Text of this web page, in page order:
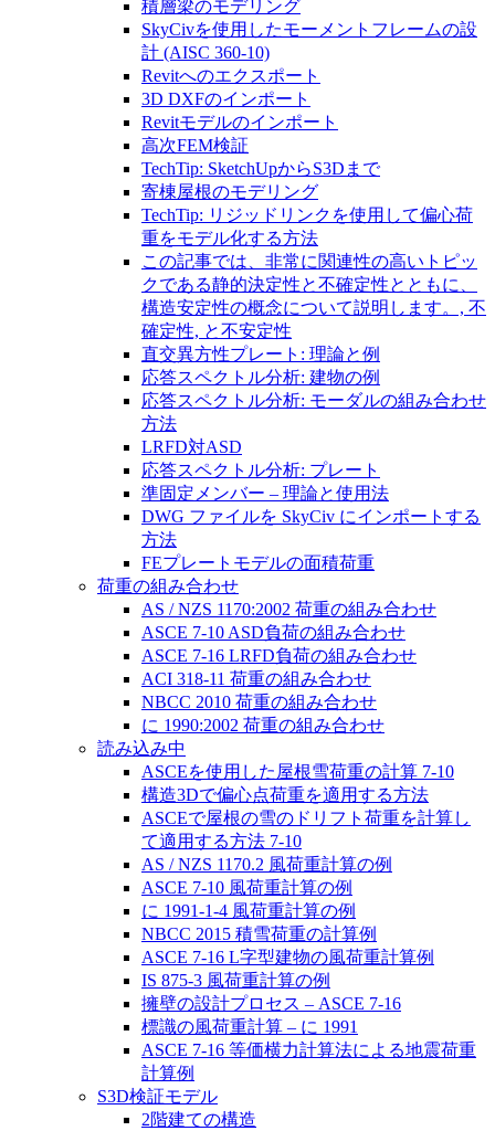
積層梁のモデリング
SkyCivを使用したモーメントフレームの設
計 (AISC 360-10)
Revitへのエクスポート
3D DXFのインポート
Revitモデルのインポート
高次FEM検証
TechTip: SketchUpからS3Dまで
寄棟屋根のモデリング
TechTip: リジッドリンクを使用して偏心荷
重をモデル化する方法
この記事では、非常に関連性の高いトピッ
クである静的決定性と不確定性とともに、
構造安定性の概念について説明します。, 不
確定性, と不安定性
直交異方性プレート: 理論と例
応答スペクトル分析: 建物の例
応答スペクトル分析: モーダルの組み合わせ
方法
LRFD対ASD
応答スペクトル分析: プレート
準固定メンバー – 理論と使用法
DWG ファイルを SkyCiv にインポートする
方法
FEプレートモデルの面積荷重
荷重の組み合わせ
AS / NZS 1170:2002 荷重の組み合わせ
ASCE 7-10 ASD負荷の組み合わせ
ASCE 7-16 LRFD負荷の組み合わせ
ACI 318-11 荷重の組み合わせ
NBCC 2010 荷重の組み合わせ
に 1990:2002 荷重の組み合わせ
読み込み中
ASCEを使用した屋根雪荷重の計算 7-10
構造3Dで偏心点荷重を適用する方法
ASCEで屋根の雪のドリフト荷重を計算し
て適用する方法 7-10
AS / NZS 1170.2 風荷重計算の例
ASCE 7-10 風荷重計算の例
に 1991-1-4 風荷重計算の例
NBCC 2015 積雪荷重の計算例
ASCE 7-16 L字型建物の風荷重計算例
IS 875-3 風荷重計算の例
擁壁の設計プロセス – ASCE 7-16
標識の風荷重計算 – に 1991
ASCE 7-16 等価横力計算法による地震荷重
計算例
S3D検証モデル
2階建ての構造